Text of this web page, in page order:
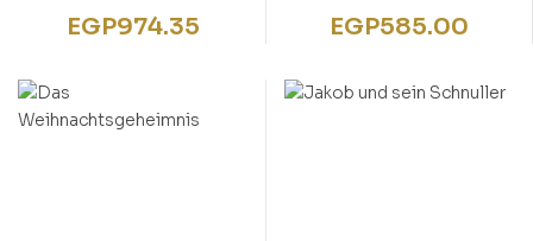
Eiskalt erwischt!
EGP974.35
Mach’s wie Greg!
EGP585.00